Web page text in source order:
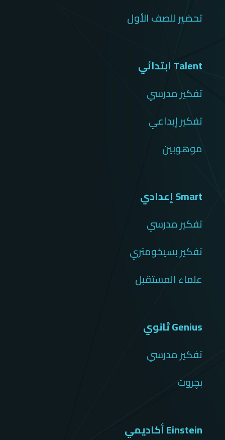
تحضير للصف الأول
Talent ابتدائي
تفكير مدرسي
تفكير إبداعي
موهوبين
Smart إعدادي
تفكير مدرسي
تفكير بسيخومتري
علماء المستقبل
Genius ثانوي
تفكير مدرسي
بچروت
Einstein أكاديمي